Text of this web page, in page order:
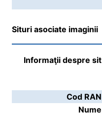
Situri asociate imaginii
Informaţii despre sit
Cod RAN
Nume